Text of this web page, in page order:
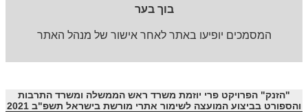
בוך בער
המסמכים יופיעו באתר לאחר אישור של מנהל האתר
"הזנק" הפרויקט פרי יוזמת משרד ראש הממשלה ומשרד התרבות
והספורט בביצוע המועצה לשימור אתרי מורשת בישראל תשפ"ב 2021